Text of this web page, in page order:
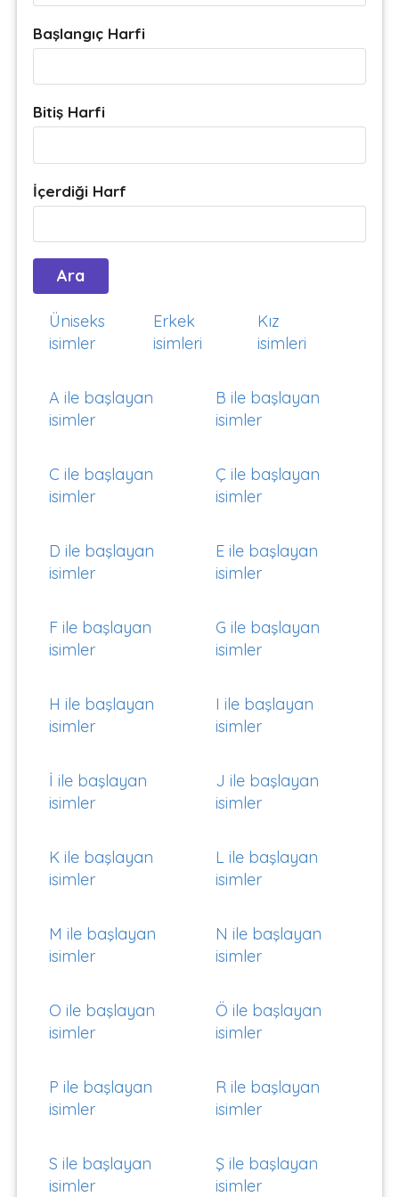
Başlangıç Harfi
Bitiş Harfi
İçerdiği Harf
Üniseks
isimler
Erkek
isimleri
Kız
isimleri
A ile başlayan
isimler
B ile başlayan
isimler
C ile başlayan
isimler
Ç ile başlayan
isimler
D ile başlayan
isimler
E ile başlayan
isimler
F ile başlayan
isimler
G ile başlayan
isimler
H ile başlayan
isimler
I ile başlayan
isimler
İ ile başlayan
isimler
J ile başlayan
isimler
K ile başlayan
isimler
L ile başlayan
isimler
M ile başlayan
isimler
N ile başlayan
isimler
O ile başlayan
isimler
Ö ile başlayan
isimler
P ile başlayan
isimler
R ile başlayan
isimler
S ile başlayan
isimler
Ş ile başlayan
isimler